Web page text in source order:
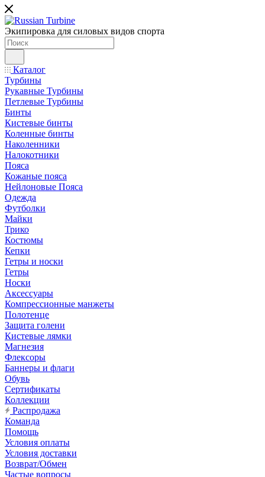
Экипировка для силовых видов спорта
Каталог
Турбины
Рукавные Турбины
Петлевые Турбины
Бинты
Кистевые бинты
Коленные бинты
Наколенники
Налокотники
Пояса
Кожаные пояса
Нейлоновые Пояса
Одежда
Футболки
Майки
Трико
Костюмы
Кепки
Гетры и носки
Гетры
Носки
Аксессуары
Компрессионные манжеты
Полотенце
Защита голени
Кистевые лямки
Магнезия
Флексоры
Баннеры и флаги
Обувь
Сертификаты
Коллекции
Распродажа
Команда
Помощь
Условия оплаты
Условия доставки
Возврат/Обмен
Частые вопросы